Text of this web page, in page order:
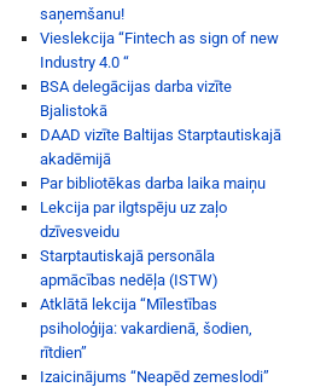
saņemšanu!
Vieslekcija “Fintech as sign of new
Industry 4.0 “
BSA delegācijas darba vizīte
Bjalistokā
DAAD vizīte Baltijas Starptautiskajā
akadēmijā
Par bibliotēkas darba laika maiņu
Lekcija par ilgtspēju uz zaļo
dzīvesveidu
Starptautiskajā personāla
apmācības nedēļa (ISTW)
Atklātā lekcija “Mīlestības
psiholoģija: vakardienā, šodien,
rītdien”
Izaicinājums “Neapēd zemeslodi”